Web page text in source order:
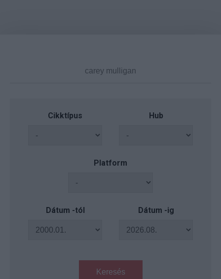
Cikktípus Hub
Platform
Dátum -tól Dátum -ig
Keresés